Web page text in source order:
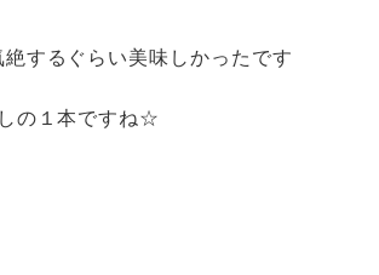
するぐらい美味しかったです
の１本ですね☆